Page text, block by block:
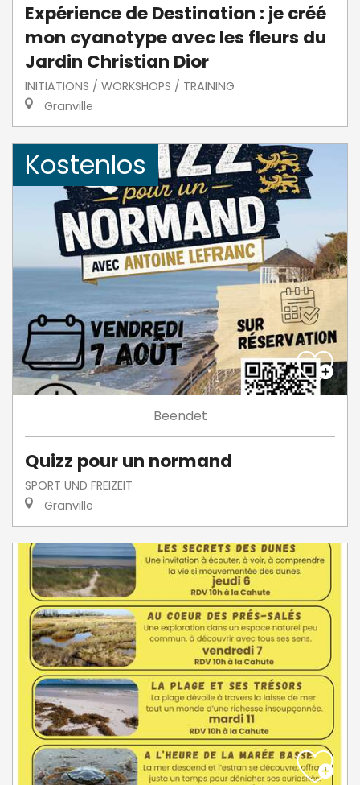
Expérience de Destination : je créé
mon cyanotype avec les fleurs du
Jardin Christian Dior
INITIATIONS / WORKSHOPS / TRAINING
Granville
Kostenlos
Beendet
Quizz pour un normand
SPORT UND FREIZEIT
Granville